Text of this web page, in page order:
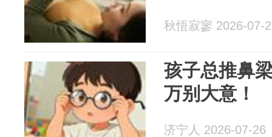
秋悟寂寥 2026-07-
孩子总推鼻
万别大意！
济宁人 2026-07-26